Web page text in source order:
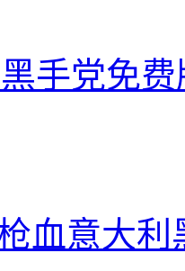
手党免
血意大利